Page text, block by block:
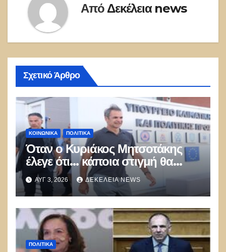
Από Δεκέλεια news
Σχετικό Άρθρο
ΚΟΙΝΩΝΙΚΑ ΠΟΛΙΤΙΚΑ
Όταν ο Κυριάκος Μητσοτάκης
έλεγε ότι… κάποια στιγμή θα
καούν τα δάση
ΑΥΓ 3, 2026 ΔΕΚΈΛΕΙΑ NEWS
ΠΟΛΙΤΙΚΑ